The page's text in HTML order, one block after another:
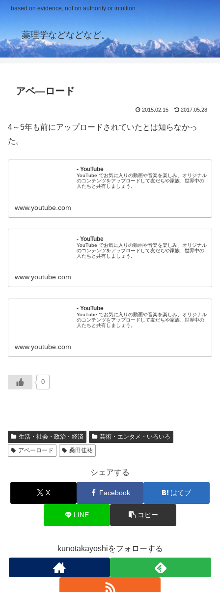
based on evidence, not on authority or intuition
薬理学などなどなど。
アベ―ロード
2015.02.15 2017.05.28
4～5年も前にアップロードされていたとは知らなかっ
た。
- YouTube
YouTube でお気に入りの動画や音楽を楽しみ、オリジナル
のコンテンツをアップロードして友だちや家族、世界中の
人たちと共有しましょう。
www.youtube.com
- YouTube
YouTube でお気に入りの動画や音楽を楽しみ、オリジナル
のコンテンツをアップロードして友だちや家族、世界中の
人たちと共有しましょう。
www.youtube.com
- YouTube
YouTube でお気に入りの動画や音楽を楽しみ、オリジナル
のコンテンツをアップロードして友だちや家族、世界中の
人たちと共有しましょう。
www.youtube.com
0
生活・社会・政治・経済
芸術・エンタメ・いろいろ
アベーロード
桑田佳祐
シェアする
X Facebook はてブ
LINE コピー
kunotakayoshiをフォローする